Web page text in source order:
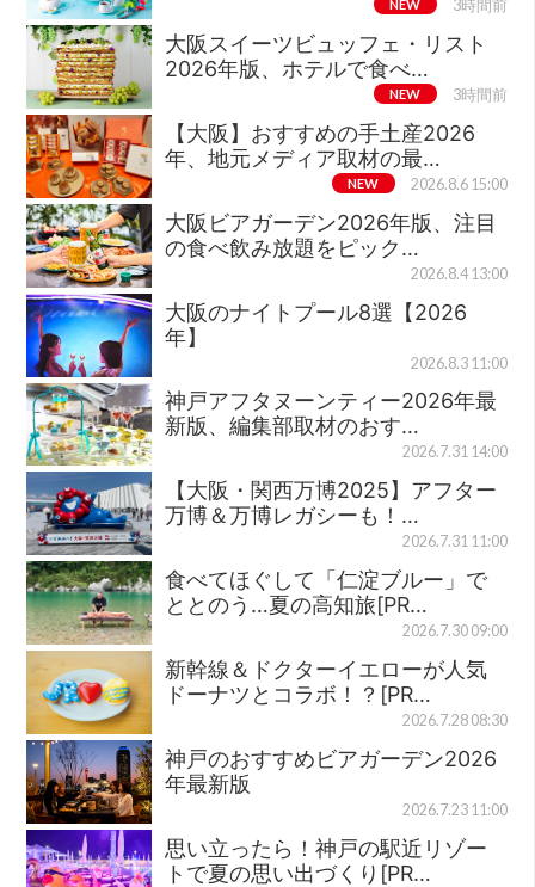
NEW 3時間前
大阪スイーツビュッフェ・リスト
2026年版、ホテルで食べ…
NEW 3時間前
【大阪】おすすめの手土産2026
年、地元メディア取材の最…
NEW 2026.8.6 15:00
大阪ビアガーデン2026年版、注目
の食べ飲み放題をピック…
2026.8.4 13:00
大阪のナイトプール8選【2026
年】
2026.8.3 11:00
神戸アフタヌーンティー2026年最
新版、編集部取材のおす…
2026.7.31 14:00
【大阪・関西万博2025】アフター
万博＆万博レガシーも！…
2026.7.31 11:00
食べてほぐして「仁淀ブルー」で
ととのう…夏の高知旅[PR…
2026.7.30 09:00
新幹線＆ドクターイエローが人気
ドーナツとコラボ！？[PR…
2026.7.28 08:30
神戸のおすすめビアガーデン2026
年最新版
2026.7.23 11:00
思い立ったら！神戸の駅近リゾー
トで夏の思い出づくり[PR…